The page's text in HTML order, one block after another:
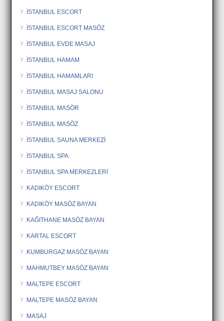
İSTANBUL ESCORT
İSTANBUL ESCORT MASÖZ
İSTANBUL EVDE MASAJ
İSTANBUL HAMAM
İSTANBUL HAMAMLARI
İSTANBUL MASAJ SALONU
İSTANBUL MASÖR
İSTANBUL MASÖZ
İSTANBUL SAUNA MERKEZİ
İSTANBUL SPA
İSTANBUL SPA MERKEZLERİ
KADIKÖY ESCORT
KADIKÖY MASÖZ BAYAN
KAĞITHANE MASÖZ BAYAN
KARTAL ESCORT
KUMBURGAZ MASÖZ BAYAN
MAHMUTBEY MASÖZ BAYAN
MALTEPE ESCORT
MALTEPE MASÖZ BAYAN
MASAJ